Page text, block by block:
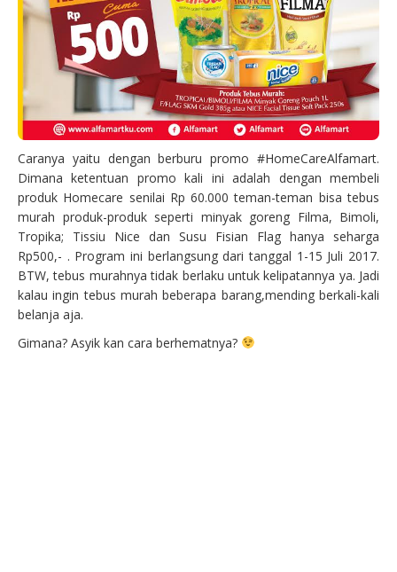
Caranya yaitu dengan berburu promo #HomeCareAlfamart.
Dimana ketentuan promo kali ini adalah dengan membeli
produk Homecare senilai Rp 60.000 teman-teman bisa tebus
murah produk-produk seperti minyak goreng Filma, Bimoli,
Tropika; Tissiu Nice dan Susu Fisian Flag hanya seharga
Rp500,- . Program ini berlangsung dari tanggal 1-15 Juli 2017.
BTW, tebus murahnya tidak berlaku untuk kelipatannya ya. Jadi
kalau ingin tebus murah beberapa barang,mending berkali-kali
belanja aja.
Gimana? Asyik kan cara berhematnya?